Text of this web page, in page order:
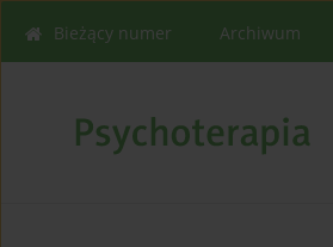
Bieżący numer Archiwum